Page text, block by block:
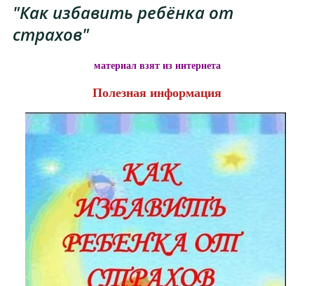
"Как избавить ребёнка от
страхов"
материал взят из интернета
Полезная информация